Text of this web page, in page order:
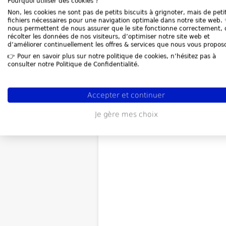
62510 Arques
890868136 RCS Boulogne
_____
Aux termes d'une décision
09/02/2025, l'AG
de transférer le siège social de
6 rue Paul Vaillant
Arques à 1 B rue Julien
Arques à compter du 09/02/
modifier en conséquence
Mention en sera faite au RCS
Sur Mer
Non, les cookies ne sont pas de petits biscuits à grignoter, mais de
fichiers nécessaires pour une navigation optimale dans notre site web.
nous permettent de nous assurer que le site fonctionne correctement,
récolter les données de nos visiteurs, d’optimiser notre site web et
d’améliorer continuellement les offres & services que nous vous
👉 Pour en savoir plus sur notre politique de cookies, n’hésitez pas à
consulter notre Politique de Confidentialité.
Accepter et continuer
Je gère mes choix